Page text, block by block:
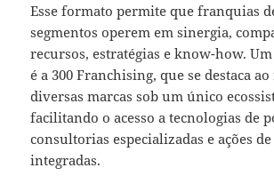
Esse formato permite que franquias
segmentos operem em sinergia,
recursos, estratégias e know-how.
é a 300 Franchising, que se destaca
diversas marcas sob um único
facilitando o acesso a tecnologias de
consultorias especializadas e ações
integradas.